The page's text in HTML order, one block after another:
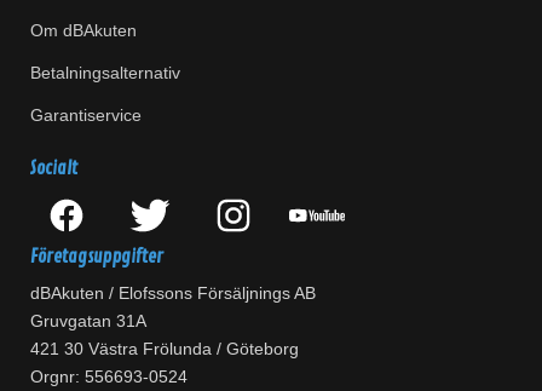
Om dBAkuten
Betalningsalternativ
Garantiservice
Socialt
Företagsuppgifter
dBAkuten / Elofssons Försäljnings AB
Gruvgatan 31A
421 30 Västra Frölunda / Göteborg
Orgnr: 556693-0524